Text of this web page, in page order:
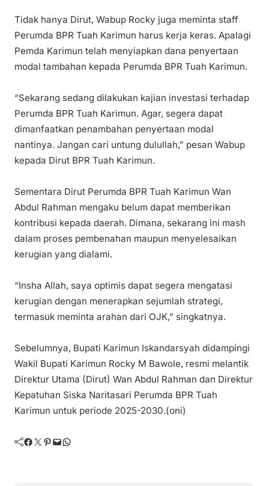
Tidak hanya Dirut, Wabup Rocky juga meminta staff
Perumda BPR Tuah Karimun harus kerja keras. Apalagi
Pemda Karimun telah menyiapkan dana penyertaan
modal tambahan kepada Perumda BPR Tuah Karimun.
“Sekarang sedang dilakukan kajian investasi terhadap
Perumda BPR Tuah Karimun. Agar, segera dapat
dimanfaatkan penambahan penyertaan modal
nantinya. Jangan cari untung dulullah,” pesan Wabup
kepada Dirut BPR Tuah Karimun.
Sementara Dirut Perumda BPR Tuah Karimun Wan
Abdul Rahman mengaku belum dapat memberikan
kontribusi kepada daerah. Dimana, sekarang ini mash
dalam proses pembenahan maupun menyelesaikan
kerugian yang dialami.
“Insha Allah, saya optimis dapat segera mengatasi
kerugian dengan menerapkan sejumlah strategi,
termasuk meminta arahan dari OJK,” singkatnya.
Sebelumnya, Bupati Karimun Iskandarsyah didampingi
Wakil Bupati Karimun Rocky M Bawole, resmi melantik
Direktur Utama (Dirut) Wan Abdul Rahman dan Direktur
Kepatuhan Siska Naritasari Perumda BPR Tuah
Karimun untuk periode 2025-2030.(oni)
Facebook Twitter Pinterest Mail WhatsApp